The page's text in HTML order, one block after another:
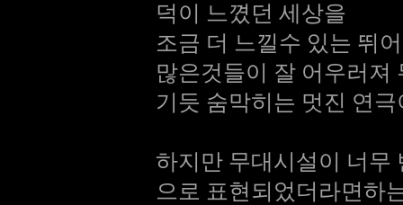
덕이 느꼈던 세상을
조금 더 느낄수 있는 뛰
많은것들이 잘 어우러져
기듯 숨막히는 멋진 연극
하지만 무대시설이 너무
으로 표현되었더라면하